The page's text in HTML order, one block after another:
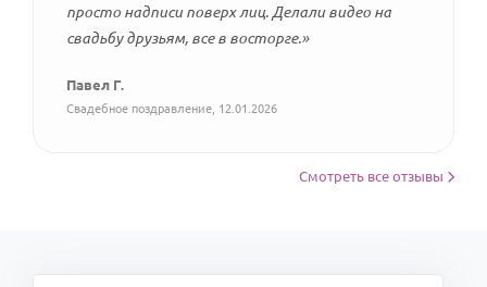
просто надписи поверх лиц. Делали видео на
свадьбу друзьям, все в восторге.»
Павел Г.
Свадебное поздравление, 12.01.2026
Смотреть все отзывы